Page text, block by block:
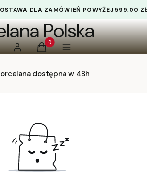
DLA ZAMÓWIEŃ POWYŻEJ 599,00
Polska
Zaloguj sięProdukty w koszyku: 0. Zobacz
Koszyk Menu
dostępna w 48h